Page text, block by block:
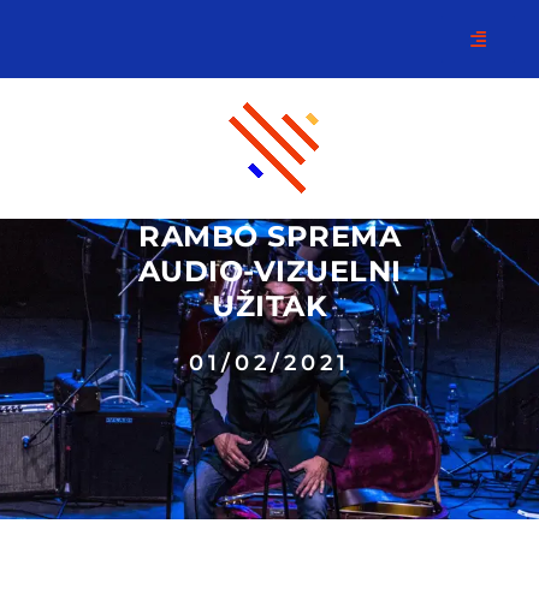
RAMBO SPREMA
AUDIO-VIZUELNI
UŽITAK
01/02/2021